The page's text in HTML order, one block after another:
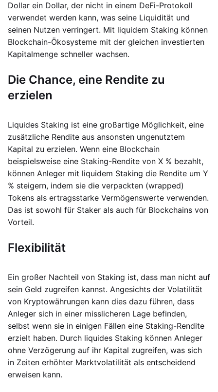
Dollar ein Dollar, der nicht in einem DeFi-Protokoll
verwendet werden kann, was seine Liquidität und
seinen Nutzen verringert. Mit liquidem Staking können
Blockchain-Ökosysteme mit der gleichen investierten
Kapitalmenge schneller wachsen.
Die Chance, eine Rendite zu
erzielen
Liquides Staking ist eine großartige Möglichkeit, eine
zusätzliche Rendite aus ansonsten ungenutztem
Kapital zu erzielen. Wenn eine Blockchain
beispielsweise eine Staking-Rendite von X % bezahlt,
können Anleger mit liquidem Staking die Rendite um Y
% steigern, indem sie die verpackten (wrapped)
Tokens als ertragsstarke Vermögenswerte verwenden.
Das ist sowohl für Staker als auch für Blockchains von
Vorteil.
Flexibilität
Ein großer Nachteil von Staking ist, dass man nicht auf
sein Geld zugreifen kannst. Angesichts der Volatilität
von Kryptowährungen kann dies dazu führen, dass
Anleger sich in einer misslicheren Lage befinden,
selbst wenn sie in einigen Fällen eine Staking-Rendite
erzielt haben. Durch liquides Staking können Anleger
ohne Verzögerung auf ihr Kapital zugreifen, was sich
in Zeiten erhöhter Marktvolatilität als entscheidend
erweisen kann.